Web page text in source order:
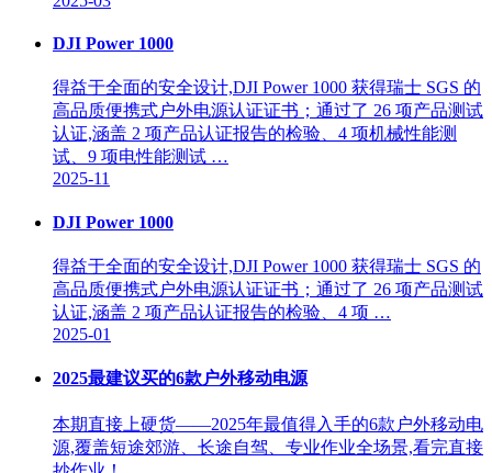
DJI Power 1000
得益于全面的安全设计,DJI Power 1000 获得瑞士 SGS 的
高品质便携式户外电源认证证书；通过了 26 项产品测试
认证,涵盖 2 项产品认证报告的检验、4 项机械性能测
试、9 项电性能测试 …
2025-11
DJI Power 1000
得益于全面的安全设计,DJI Power 1000 获得瑞士 SGS 的
高品质便携式户外电源认证证书；通过了 26 项产品测试
认证,涵盖 2 项产品认证报告的检验、4 项 …
2025-01
2025最建议买的6款户外移动电源
本期直接上硬货——2025年最值得入手的6款户外移动电
源,覆盖短途郊游、长途自驾、专业作业全场景,看完直接